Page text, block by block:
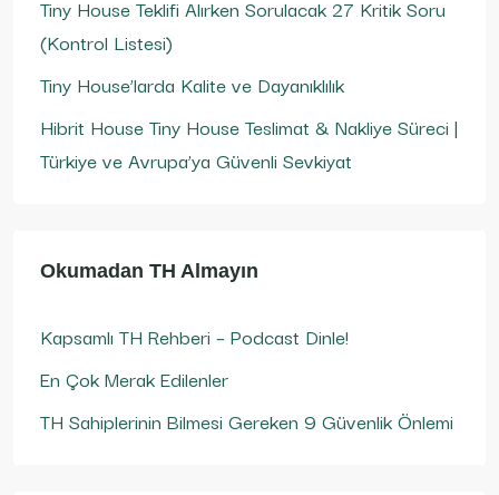
Tiny House Teklifi Alırken Sorulacak 27 Kritik Soru
(Kontrol Listesi)
Tiny House’larda Kalite ve Dayanıklılık
Hibrit House Tiny House Teslimat & Nakliye Süreci |
Türkiye ve Avrupa’ya Güvenli Sevkiyat
Okumadan TH Almayın
Kapsamlı TH Rehberi – Podcast Dinle!
En Çok Merak Edilenler
TH Sahiplerinin Bilmesi Gereken 9 Güvenlik Önlemi